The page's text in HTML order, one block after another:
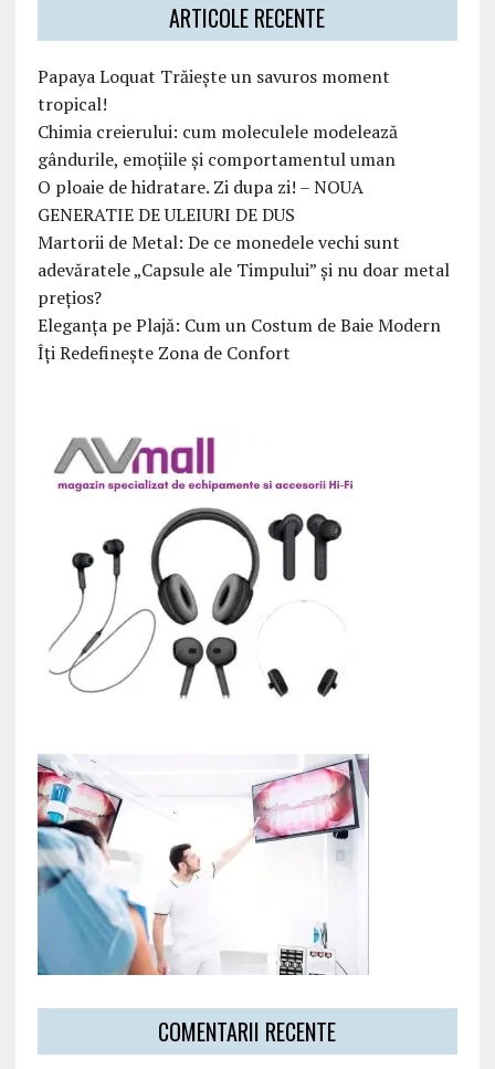
ARTICOLE RECENTE
Papaya Loquat Trăiește un savuros moment
tropical!
Chimia creierului: cum moleculele modelează
gândurile, emoțiile și comportamentul uman
O ploaie de hidratare. Zi dupa zi! – NOUA
GENERATIE DE ULEIURI DE DUS
Martorii de Metal: De ce monedele vechi sunt
adevăratele „Capsule ale Timpului” și nu doar metal
prețios?
Eleganța pe Plajă: Cum un Costum de Baie Modern
Îți Redefinește Zona de Confort
COMENTARII RECENTE